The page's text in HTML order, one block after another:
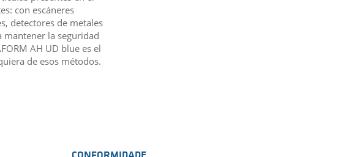
con escáneres
detectores de metales
mantener la seguridad
AH UD blue es el
de esos métodos.